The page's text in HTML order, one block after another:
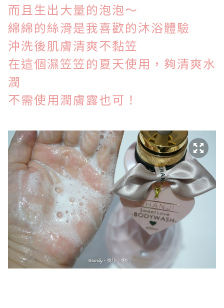
而且生出大量的泡泡～
綿綿的絲滑是我喜歡的沐浴體驗
沖洗後肌膚清爽不黏笠
在這個濕笠笠的夏天使用，夠清爽水
潤
不需使用潤膚露也可！